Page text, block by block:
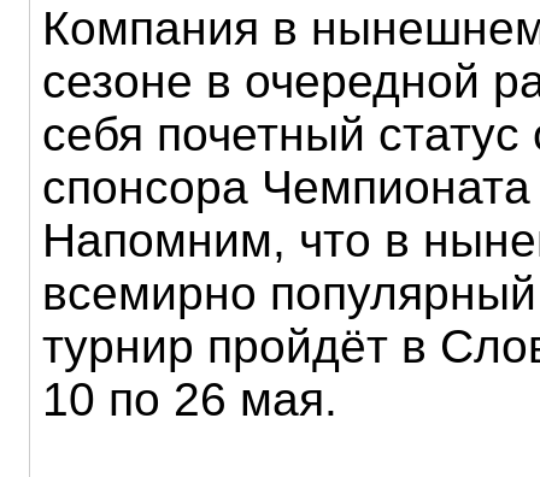
Компания в
сезоне в очередной
себя почетный
спонсора
Напомним, что в
всемирно
турнир пройдёт в
10 по 26 мая.